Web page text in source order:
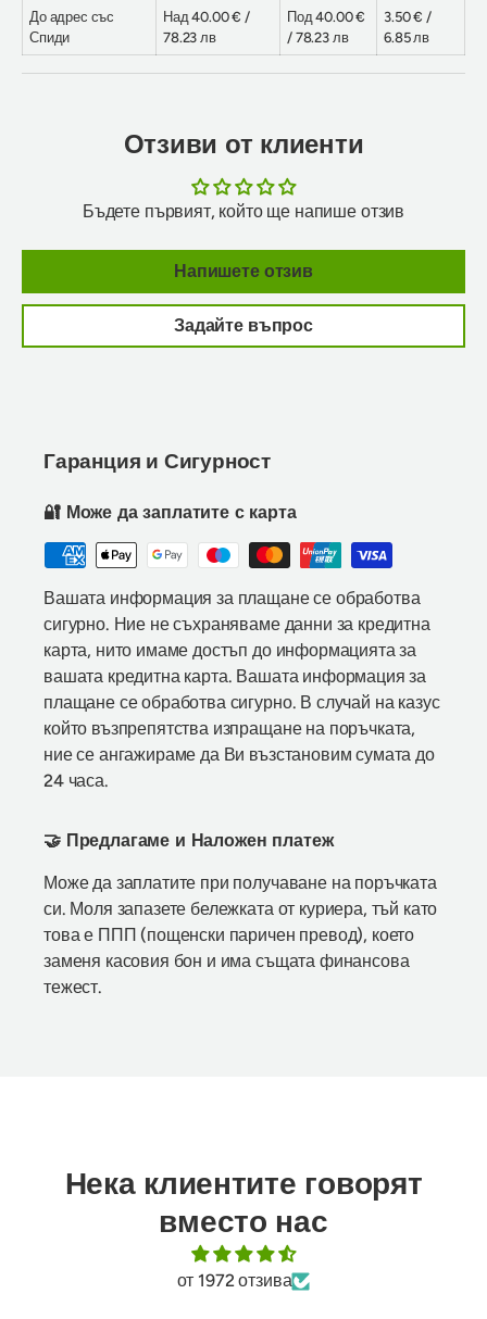
До адрес със
Спиди
Над 40.00 € /
78.23 лв
Под 40.00 €
/ 78.23 лв
3.50 € /
6.85 лв
Отзиви от клиенти
Бъдете първият, който ще напише отзив
Напишете отзив
Задайте въпрос
Гаранция и Сигурност
🔐 Може да заплатите с карта
Вашата информация за плащане се обработва
сигурно. Ние не съхраняваме данни за кредитна
карта, нито имаме достъп до информацията за
вашата кредитна карта. Вашата информация за
плащане се обработва сигурно. В случай на казус
който възпрепятства изпращане на поръчката,
ние се ангажираме да Ви възстановим сумата до
24 часа.
🤝 Предлагаме и Наложен платеж
Може да заплатите при получаване на поръчката
си. Моля запазете бележката от куриера, тъй като
това е ППП (пощенски паричен превод), което
заменя касовия бон и има същата финансова
тежест.
Нека клиентите говорят
вместо нас
от 1972 отзива